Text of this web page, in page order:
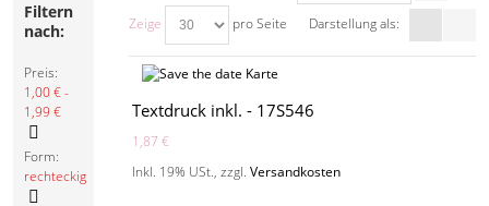
Zeige pro Seite Darstellung als:
Textdruck inkl. - 17S546
1,87 €
Inkl. 19% USt.,zzgl.Versandkosten
Filtern
nach:
Preis:
1,00 € -
1,99 €
Diesen
Artikel
entfernen
Form:
rechteckig